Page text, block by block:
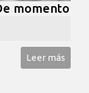
momento
Leer más